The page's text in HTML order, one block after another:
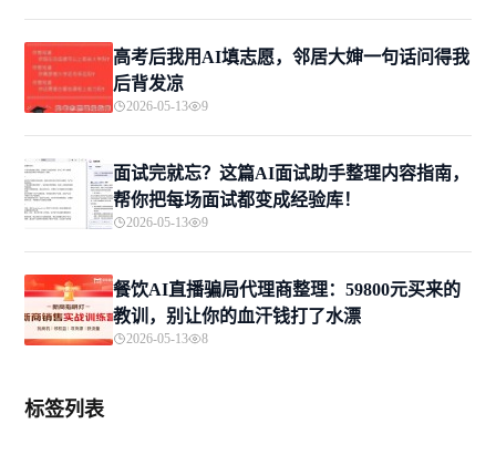
高考后我用AI填志愿，邻居大婶一句话问得我
后背发凉
2026-05-13 9
面试完就忘？这篇AI面试助手整理内容指南，
帮你把每场面试都变成经验库！
2026-05-13 9
餐饮AI直播骗局代理商整理：59800元买来的
教训，别让你的血汗钱打了水漂
2026-05-13 8
标签列表